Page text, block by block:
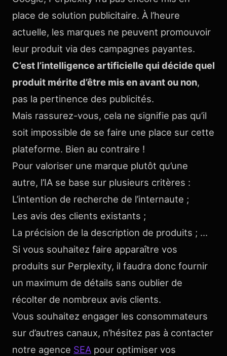
place de solution publicitaire. À l’heure
actuelle, les marques ne peuvent promouvoir
leur produit via des campagnes payantes.
C’est l’intelligence artificielle qui décide quel
produit mérite d’être mis en avant ou non,
pas la pertinence des publicités.
Mais rassurez-vous, cela ne signifie pas qu’il
soit impossible de se faire une place sur cette
plateforme. Bien au contraire !
Pour valoriser une marque plutôt qu’une
autre, l’IA se base sur plusieurs critères :
L’intention de recherche de l’internaute ;
Les avis des clients existants ;
La précision de la description de produits ; …
Si vous souhaitez faire apparaître vos
produits sur Perplexity, il faudra donc fournir
un maximum de détails sans oublier de
récolter de nombreux avis clients.
Vous souhaitez engager les consommateurs
sur d’autres canaux, n’hésitez pas à contacter
notre agence SEA pour optimiser vos